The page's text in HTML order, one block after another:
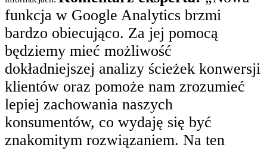
funkcja w Google Analytics brzmi
bardzo obiecująco. Za jej pomocą
będziemy mieć możliwość
dokładniejszej analizy ścieżek konwersji
klientów oraz pomoże nam zrozumieć
lepiej zachowania naszych
konsumentów, co wydaję się być
znakomitym rozwiązaniem. Na ten